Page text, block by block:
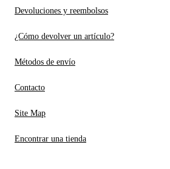
Devoluciones y reembolsos
¿Cómo devolver un artículo?
Métodos de envío
Contacto
Site Map
Encontrar una tienda